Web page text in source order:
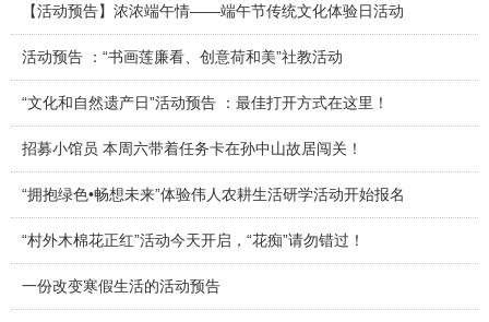
【活动预告】浓浓端午情——端午节传统文化体验日活动
活动预告 ：“书画莲廉看、创意荷和美”社教活动
“文化和自然遗产日”活动预告 ：最佳打开方式在这里！
招募小馆员 本周六带着任务卡在孙中山故居闯关！
“拥抱绿色•畅想未来”体验伟人农耕生活研学活动开始报名
“村外木棉花正红”活动今天开启，“花痴”请勿错过！
一份改变寒假生活的活动预告